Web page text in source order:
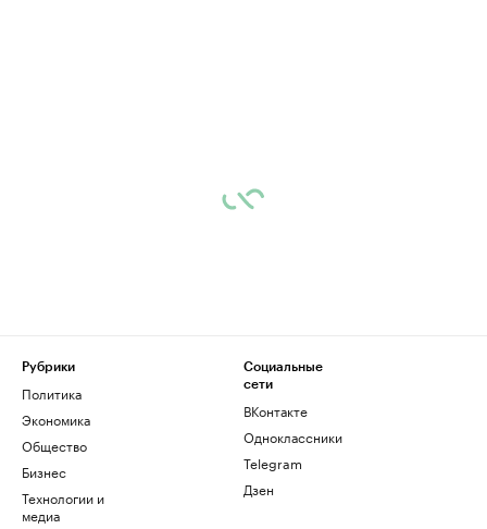
Рубрики
Политика
Экономика
Общество
Бизнес
Технологии и
медиа
Социальные
сети
ВКонтакте
Одноклассники
Telegram
Дзен